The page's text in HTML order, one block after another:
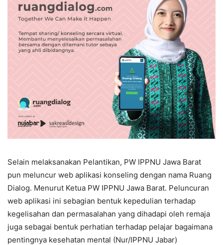
Selain melaksanakan Pelantikan, PW IPPNU Jawa Barat
pun meluncur web aplikasi konseling dengan nama Ruang
Dialog. Menurut Ketua PW IPPNU Jawa Barat. Peluncuran
web aplikasi ini sebagian bentuk kepedulian terhadap
kegelisahan dan permasalahan yang dihadapi oleh remaja
juga sebagai bentuk perhatian terhadap pelajar bagaimana
pentingnya kesehatan mental (Nur/IPPNU Jabar)